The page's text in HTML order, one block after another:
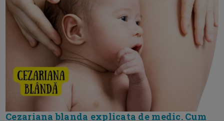
Cezariana blanda explicata de medic. Cum